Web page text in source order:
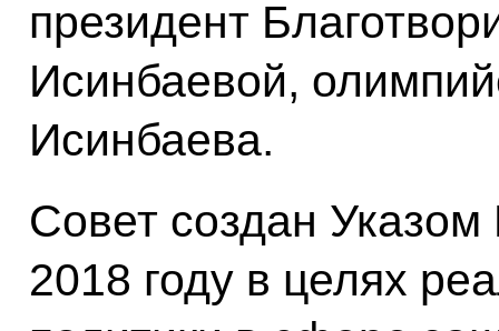
президент
Исинбаевой,
Исинбаева.
Совет создан
2018 году в целях